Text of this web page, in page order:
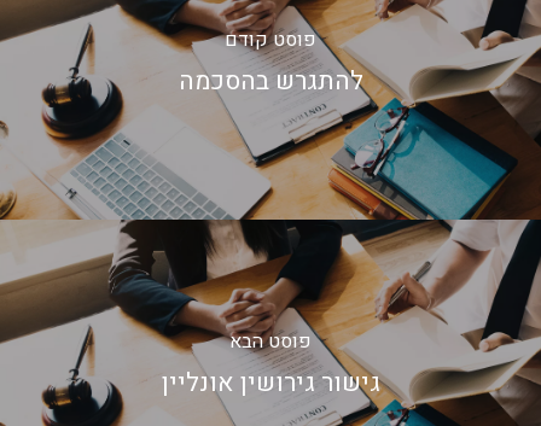
פוסט קודם
להתגרש בהסכמה
פוסט הבא
גישור גירושין אונליין